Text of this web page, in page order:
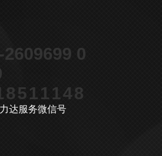
2609699 0
达服务微信号